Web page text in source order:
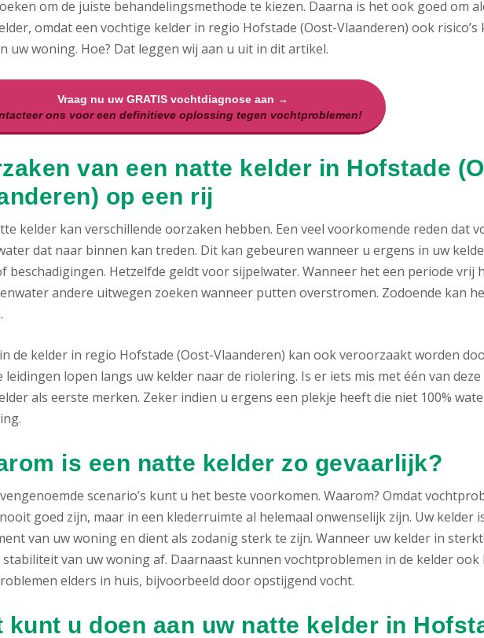
om de juiste behandelingsmethode te kiezen. Daarna is het ook goed om
omdat een vochtige kelder in regio Hofstade (Oost-Vlaanderen) ook
uw woning. Hoe? Dat leggen wij aan u uit in dit artikel.
Vraag nu uw GRATIS vochtdiagnose aan →
ons voor een definitieve oplossing tegen vochtproblemen!
van een natte kelder in Hofstade
op een rij
kelder kan verschillende oorzaken hebben. Een veel voorkomende reden dat
dat naar binnen kan treden. Dit kan gebeuren wanneer u ergens in uw
beschadigingen. Hetzelfde geldt voor sijpelwater. Wanneer het een periode vrij
andere uitwegen zoeken wanneer putten overstromen. Zodoende kan
de kelder in regio Hofstade (Oost-Vlaanderen) kan ook veroorzaakt worden
leidingen lopen langs uw kelder naar de riolering. Is er iets mis met één van
als eerste merken. Zeker indien u ergens een plekje heeft die niet 100%
is een natte kelder zo gevaarlijk?
scenario’s kunt u het beste voorkomen. Waarom? Omdat
goed zijn, maar in een klederruimte al helemaal onwenselijk zijn. Uw kelder
van uw woning en dient als zodanig sterk te zijn. Wanneer uw kelder in
stabiliteit van uw woning af. Daarnaast kunnen vochtproblemen in de kelder ook
elders in huis, bijvoorbeeld door opstijgend vocht.
kunt u doen aan uw natte kelder in